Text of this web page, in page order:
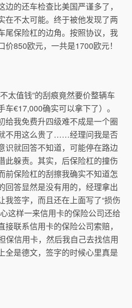
的还车检查比美国严谨多了，
在不太可能。终于被他发现了两
尾保险杠的边角。按照协议，我
850欧元，一共是1700欧元！
太值钱”的刮痕竟然要价整辆车
€17,000确实可以拿下了）。
给我免费升四级难不成是一个圈
不用这么贵了……经理问我是否
识就回答不知道，可能停在路边
此躲责。其实，后保险杠的撞伤
前保险杠的刮擦我确实不知道怎
回答显然是没有用的，经理拿出
我签字，而且还在上面写了“损伤
这样一来信用卡的保险公司还给
联系信用卡的保险公司索赔，
保信用卡，然后我自己去找信用
全是德文，签字的时候心里真是